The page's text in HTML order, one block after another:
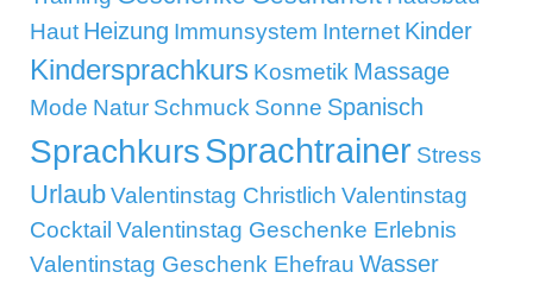
Haut Heizung Immunsystem Internet Kinder
Kindersprachkurs Kosmetik Massage
Mode Natur Schmuck Sonne Spanisch
SprachkursSprachtrainer Stress
UrlaubValentinstag Christlich Valentinstag
Cocktail Valentinstag Geschenke Erlebnis
Valentinstag Geschenk Ehefrau Wasser